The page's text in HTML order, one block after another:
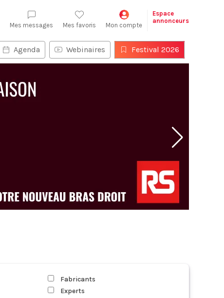
Mes messages Mes favoris Mon compte
Espace
annonceurs
Agenda Webinaires Festival 2026
Fabricants
Experts